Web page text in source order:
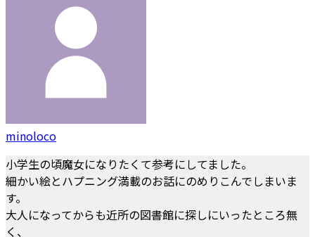
minoloco
小学生の頃魔女になりたくて参考にしてました。
細かい絵とハプニング満載のお話にのめりこんでしまいま
す。
大人になってからも近所の図書館に探しにいったところ無
く、